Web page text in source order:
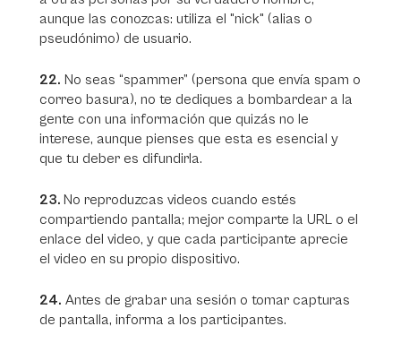
aunque las conozcas: utiliza el "nick" (alias o
pseudónimo) de usuario.
22. No seas “spammer” (persona que envía spam o
correo basura), no te dediques a bombardear a la
gente con una información que quizás no le
interese, aunque pienses que esta es esencial y
que tu deber es difundirla.
23. No reproduzcas videos cuando estés
compartiendo pantalla; mejor comparte la URL o el
enlace del video, y que cada participante aprecie
el video en su propio dispositivo.
24. Antes de grabar una sesión o tomar capturas
de pantalla, informa a los participantes.